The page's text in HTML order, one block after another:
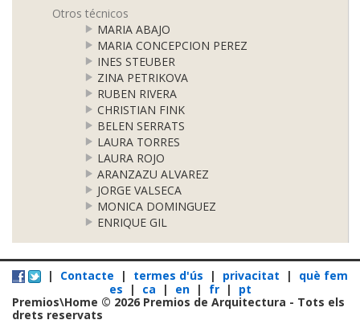
Otros técnicos
MARIA ABAJO
MARIA CONCEPCION PEREZ
INES STEUBER
ZINA PETRIKOVA
RUBEN RIVERA
CHRISTIAN FINK
BELEN SERRATS
LAURA TORRES
LAURA ROJO
ARANZAZU ALVAREZ
JORGE VALSECA
MONICA DOMINGUEZ
ENRIQUE GIL
| Contacte | termes d'ús | privacitat | què fem
es
| ca | en | fr | pt
Premios\Home © 2026 Premios de Arquitectura - Tots els
drets reservats